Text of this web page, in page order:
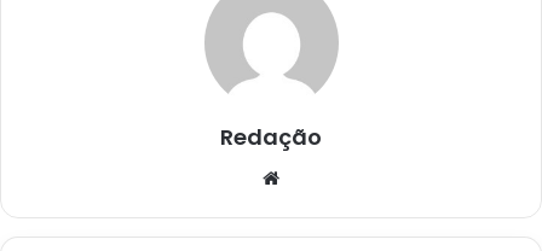
Redação